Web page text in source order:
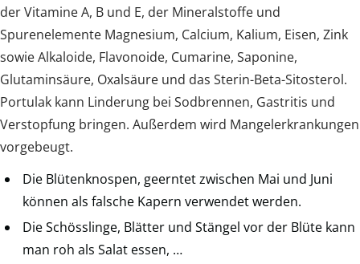
der Vitamine A, B und E, der Mineralstoffe und
Spurenelemente Magnesium, Calcium, Kalium, Eisen, Zink
sowie Alkaloide, Flavonoide, Cumarine, Saponine,
Glutaminsäure, Oxalsäure und das Sterin-Beta-Sitosterol.
Portulak kann Linderung bei Sodbrennen, Gastritis und
Verstopfung bringen. Außerdem wird Mangelerkrankungen
vorgebeugt.
Die Blütenknospen, geerntet zwischen Mai und Juni
können als falsche Kapern verwendet werden.
Die Schösslinge, Blätter und Stängel vor der Blüte kann
man roh als Salat essen, …